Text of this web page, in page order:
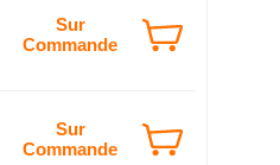
Sur
Commande
Sur
Commande